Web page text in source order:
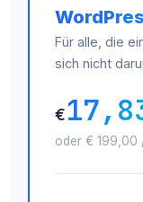
Für alle, die
sich nicht
€
oder € 199,00